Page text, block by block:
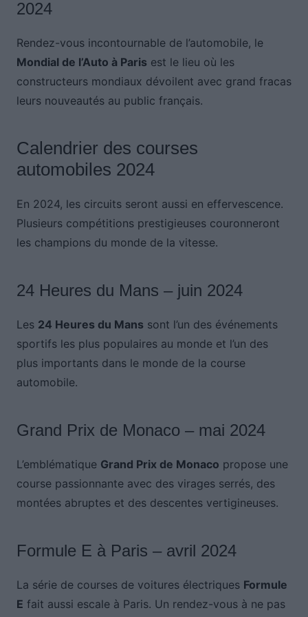
2024
Rendez-vous incontournable de l’automobile, le
Mondial de l’Auto à Paris est le lieu où les
constructeurs mondiaux dévoilent avec grand fracas
leurs nouveautés au public français.
Calendrier des courses
automobiles 2024
En 2024, les circuits seront aussi en effervescence.
Plusieurs compétitions prestigieuses couronneront
les champions du monde de la vitesse.
24 Heures du Mans – juin 2024
Les 24 Heures du Mans sont l’un des événements
sportifs les plus populaires au monde et l’un des
plus importants dans le monde de la course
automobile.
Grand Prix de Monaco – mai 2024
L’emblématique Grand Prix de Monaco propose une
course passionnante avec des virages serrés, des
montées abruptes et des descentes vertigineuses.
Formule E à Paris – avril 2024
La série de courses de voitures électriques Formule
E fait aussi escale à Paris. Un rendez-vous à ne pas